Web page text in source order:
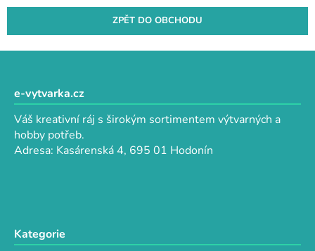
ZPĚT DO OBCHODU
e-vytvarka.cz
Váš kreativní ráj s širokým sortimentem výtvarných a
hobby potřeb.
Adresa: Kasárenská 4, 695 01 Hodonín
Kategorie